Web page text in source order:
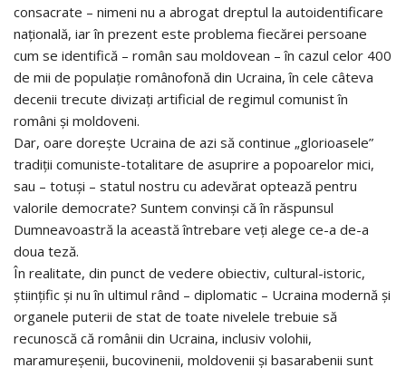
consacrate – nimeni nu a abrogat dreptul la autoidentificare
naţională, iar în prezent este problema fiecărei persoane
cum se identifică – român sau moldovean – în cazul celor 400
de mii de populaţie românofonă din Ucraina, în cele câteva
decenii trecute divizaţi artificial de regimul comunist în
români şi moldoveni.
Dar, oare doreşte Ucraina de azi să continue „glorioasele”
tradiţii comuniste-totalitare de asuprire a popoarelor mici,
sau – totuşi – statul nostru cu adevărat optează pentru
valorile democrate? Suntem convinşi că în răspunsul
Dumneavoastră la această întrebare veţi alege ce-a de-a
doua teză.
În realitate, din punct de vedere obiectiv, cultural-istoric,
ştiinţific şi nu în ultimul rând – diplomatic – Ucraina modernă şi
organele puterii de stat de toate nivelele trebuie să
recunoscă că românii din Ucraina, inclusiv volohii,
maramureşenii, bucovinenii, moldovenii şi basarabenii sunt